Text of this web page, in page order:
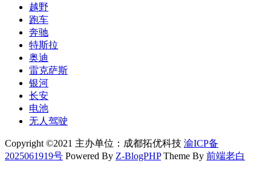
越野
跑车
奔驰
特斯拉
奥迪
雷克萨斯
银河
长安
电池
无人驾驶
Copyright ©2021 主办单位：成都拓优科技 渝ICP备
2025061919号 Powered By Z-BlogPHPTheme By 前端老白